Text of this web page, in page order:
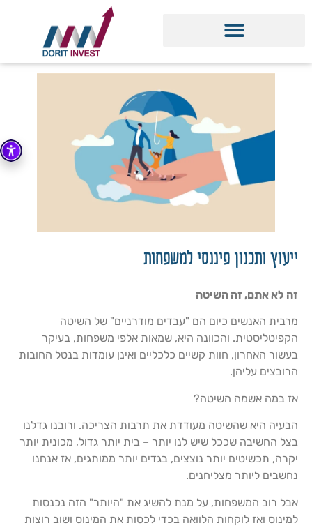
ייעוץ ותכנון פיננסי למשפחות
זה לא אתם, זה השיטה
מרבית האנשים כיום הם "עבדים מודרניים" של השיטה
הקפיטליסטית. והכוונה היא, שמאות אלפי משפחות, בעיקר
בעשור האחרון, חוות קשיים כלכליים ואינן עומדות בנטל החובות
הרובצים עליהן.
אז במה אשמה השיטה?
הבעיה היא שהשיטה מעודדת את תרבות הצריכה. ורובנו גדלנו
בצל החשיבה שככל שיש לנו יותר – בית יותר גדול, מכונית יותר
יקרה, תכשיטים יותר נוצצים, בגדים יותר ממותגים, אז אנחנו
נחשבים ליותר מצליחנים.
אבל רוב המשפחות, על מנת להשיג את "היותר" הזה נכנסות
למינוס ואז לוקחות הלוואה בכדי לכסות את המינוס ושוב רוצות